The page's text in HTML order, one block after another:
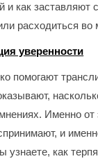
и как заставляют
расходиться во
уверенности
помогают
Именно от
и
узнаете, как